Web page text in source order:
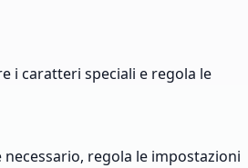
i caratteri speciali e regola le
regola le impostazioni